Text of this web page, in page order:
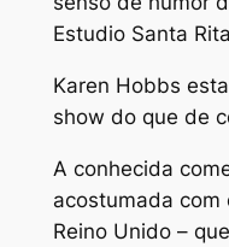
Estudio Santa Rita
Karen Hobbs
show do que de
A conhecida
acostumada com
Reino Unido –